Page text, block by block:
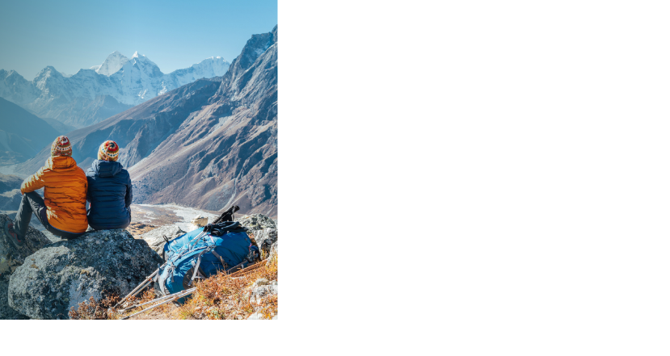
Romania
Singapore
Sweden
United Kingdom
Google Cloud
IBM
Instana
Jetbrains
Matrix42
Microsoft
Nutanix